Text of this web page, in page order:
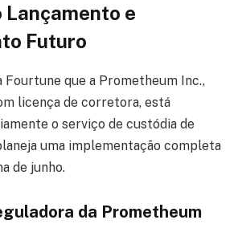
Lançamento e
Futuro
Fourtune que a Prometheum Inc.,
licença de corretora, está
o serviço de custódia de
uma implementação completa
de junho.
da Prometheum